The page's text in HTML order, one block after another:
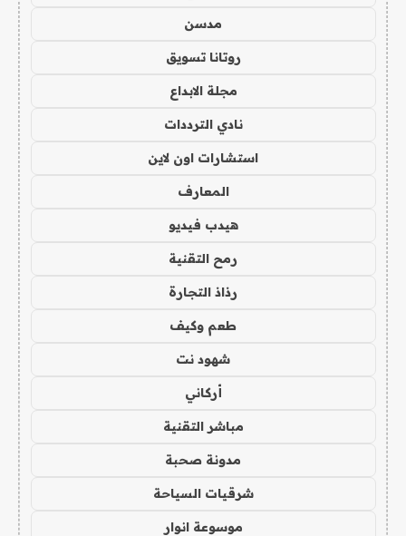
مدسن
روتانا تسويق
مجلة الابداع
نادي الترددات
استشارات اون لاين
المعارف
هيدب فيديو
رمح التقنية
رذاذ التجارة
طعم وكيف
شهود نت
أركاني
مباشر التقنية
مدونة صحبة
شرقيات السياحة
موسوعة انوار